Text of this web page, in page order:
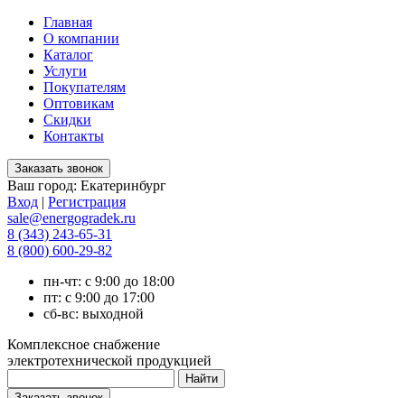
Главная
О компании
Каталог
Услуги
Покупателям
Оптовикам
Скидки
Контакты
Ваш город: Екатеринбург
Вход | Регистрация
sale@energogradek.ru
8 (343) 243-65-31
8 (800) 600-29-82
пн-чт: с 9:00 до 18:00
пт: с 9:00 до 17:00
сб-вс: выходной
Комплексное снабжение
электротехнической продукцией